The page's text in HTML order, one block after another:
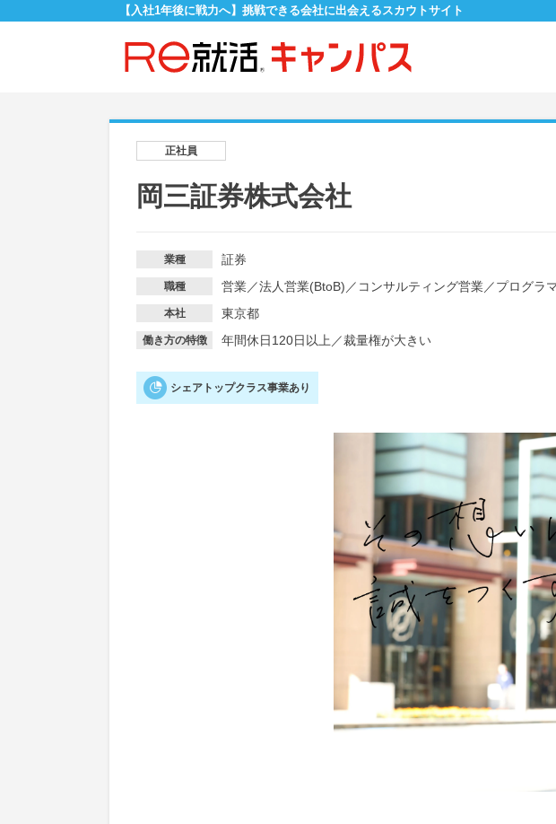
【入社1年後に戦力へ】挑戦できる会社に出会えるスカウトサイト
正社員
岡三証券株式会社
業種 証券
職種 営業／法人営業(BtoB) ／ コンサルティング営業／プログラ
本社 東京都
働き方の特徴 年間休日120日以上 ／裁量権が大きい
シェアトップクラス事業あり